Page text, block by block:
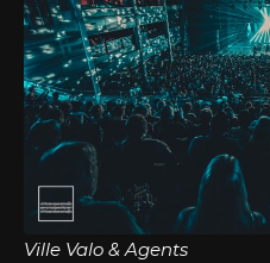
Ville Valo & Agents